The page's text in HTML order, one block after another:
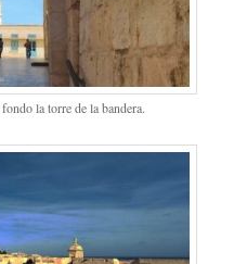
la torre de la bandera.